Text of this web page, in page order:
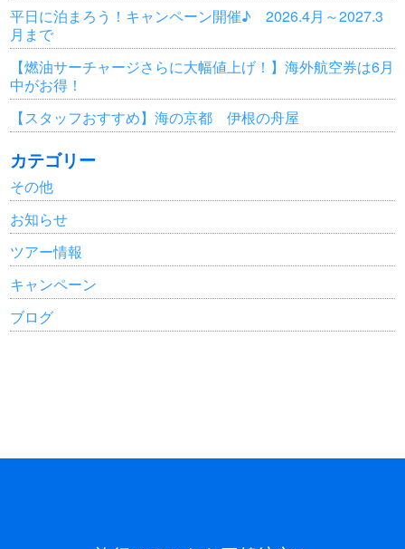
平日に泊まろう！キャンペーン開催♪ 2026.4月～2027.3
月まで
【燃油サーチャージさらに大幅値上げ！】海外航空券は6月
中がお得！
【スタッフおすすめ】海の京都 伊根の舟屋
カテゴリー
その他
お知らせ
ツアー情報
キャンペーン
ブログ